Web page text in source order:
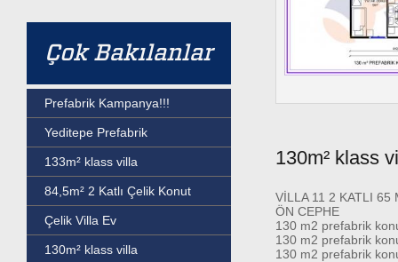
Çok Bakılanlar
Prefabrik Kampanya!!!
Yeditepe Prefabrik
133m² klass villa
84,5m² 2 Katlı Çelik Konut
Çelik Villa Ev
130m² klass villa
130m² klass
VİLLA 11 2 KATLI 65
ÖN CEPHE
130 m2 prefabrik
130 m2 prefabrik
130 m2 prefabrik